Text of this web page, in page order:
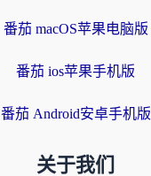
番茄 macOS苹果电脑版
番茄 ios苹果手机版
番茄 Android安卓手机版
关于我们